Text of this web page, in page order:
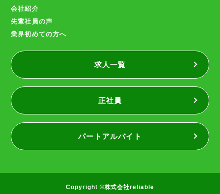
会社紹介
先輩社員の声
業界初めての方へ
求人一覧
正社員
パートアルバイト
Copyright ©株式会社reliable